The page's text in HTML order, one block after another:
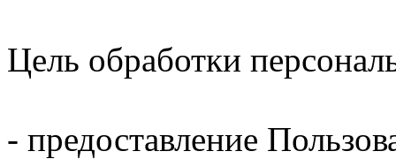
Цель обработки
- предоставление